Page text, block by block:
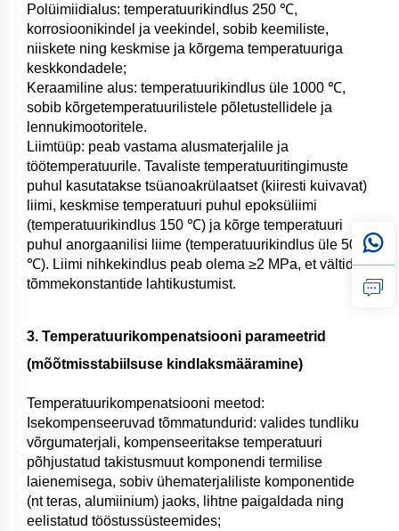
Polüimiidialus: temperatuurikindlus 250 ℃,
korrosioonikindel ja veekindel, sobib keemiliste,
niiskete ning keskmise ja kõrgema temperatuuriga
keskkondadele;
Keraamiline alus: temperatuurikindlus üle 1000 ℃,
sobib kõrgetemperatuurilistele põletustellidele ja
lennukimootoritele.
Liimtüüp: peab vastama alusmaterjalile ja
töötemperatuurile. Tavaliste temperatuuritingimuste
puhul kasutatakse tsüanoakrülaatset (kiiresti kuivavat)
liimi, keskmise temperatuuri puhul epoksüliimi
(temperatuurikindlus 150 ℃) ja kõrge temperatuuri
puhul anorgaanilisi liime (temperatuurikindlus üle 500
℃). Liimi nihkekindlus peab olema ≥2 MPa, et vältida
tõmmekonstantide lahtikustumist.
3. Temperatuurikompenatsiooni parameetrid
(mõõtmisstabiilsuse kindlaksmääramine)
Temperatuurikompenatsiooni meetod:
Isekompenseeruvad tõmmatundurid: valides tundliku
võrgumaterjali, kompenseeritakse temperatuuri
põhjustatud takistusmuut komponendi termilise
laienemisega, sobiv ühematerjaliliste komponentide
(nt teras, alumiinium) jaoks, lihtne paigaldada ning
eelistatud tööstussüsteemides;